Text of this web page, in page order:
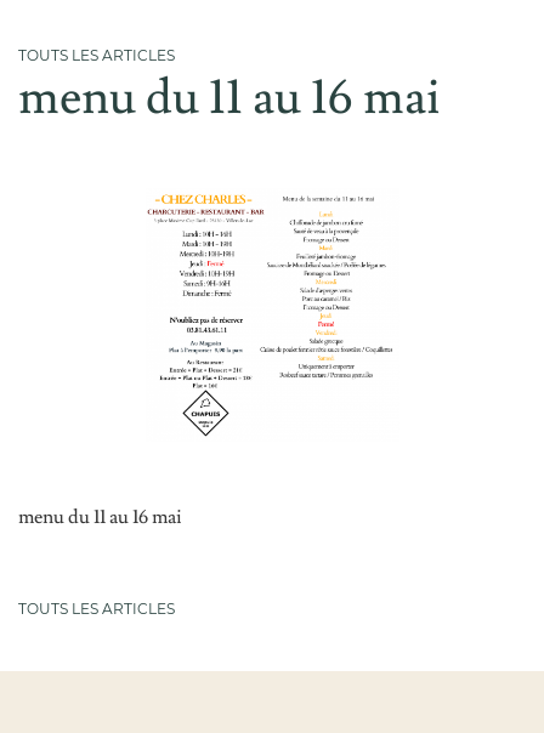
Accueil
L'entreprise
Nos produits
TOUTS LES ARTICLES
menu du 11 au 16 mai
menu du 11 au 16 mai
TOUTS LES ARTICLES